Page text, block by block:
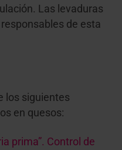
Las levaduras
de esta
los siguientes
en quesos:
prima”. Control de